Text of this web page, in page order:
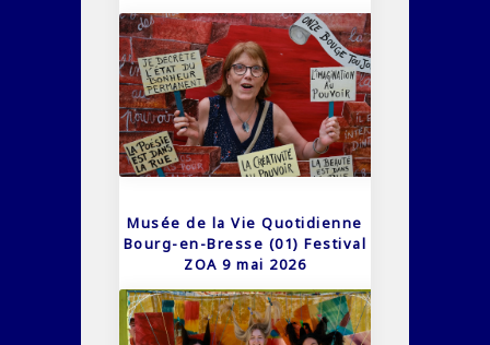
Musée de la Vie Quotidienne
Bourg-en-Bresse (01) Festival
ZOA 9 mai 2026